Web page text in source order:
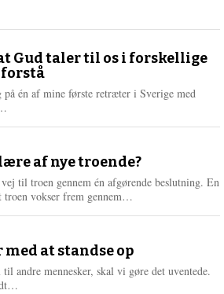
Gud taler til os i forskellige
forstå
på én af mine første retræter i Sverige med
e
r
e
af nye troende?
til troen gennem én afgørende beslutning. En
troen vokser frem gennem…
e
r
e
at standse op
andre mennesker, skal vi gøre det uventede.